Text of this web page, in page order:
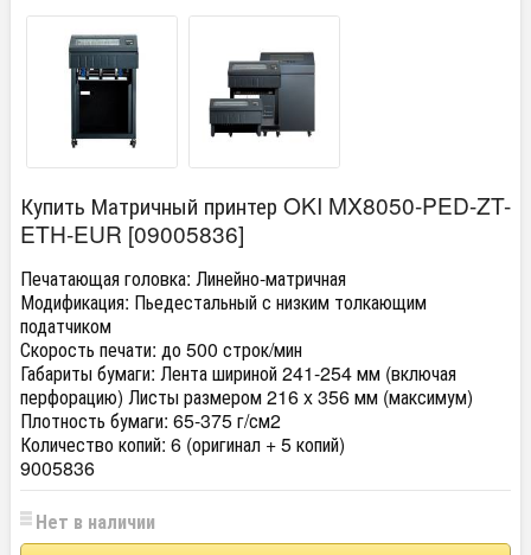
Купить Матричный принтер OKI MX8050-PED-ZT-
ETH-EUR [09005836]
Печатающая головка: Линейно-матричная
Модификация: Пьедестальный с низким толкающим
податчиком
Скорость печати: до 500 строк/мин
Габариты бумаги: Лента шириной 241-254 мм (включая
перфорацию) Листы размером 216 x 356 мм (максимум)
Плотность бумаги: 65-375 г/см2
Количество копий: 6 (оригинал + 5 копий)
9005836
Нет в наличии